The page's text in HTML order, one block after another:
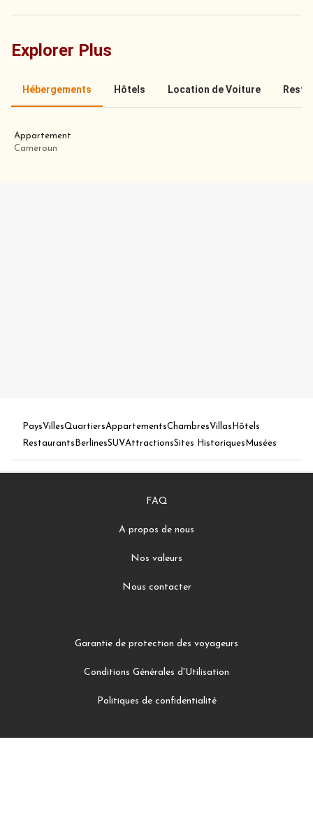
Explorer Plus
Hébergements Hôtels Location de Voiture
Appartement
Cameroun
PaysVillesQuartiersAppartementsChambresVillas Hôtels
Restaurants BerlinesSUVAttractionsSites Historiques Musées
FAQ
A propos de nous
Nos valeurs
Nous contacter
Garantie de protection des voyageurs
Conditions Générales d'Utilisation
Politiques de confidentialité